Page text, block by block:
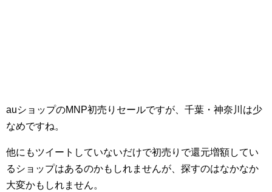
auショップのMNP初売りセールですが、千葉・神奈川は少
なめですね。
他にもツイートしていないだけで初売りで還元増額してい
るショップはあるのかもしれませんが、探すのはなかなか
大変かもしれません。